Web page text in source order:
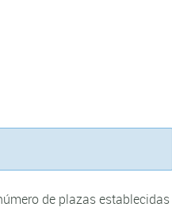
de plazas establecidas